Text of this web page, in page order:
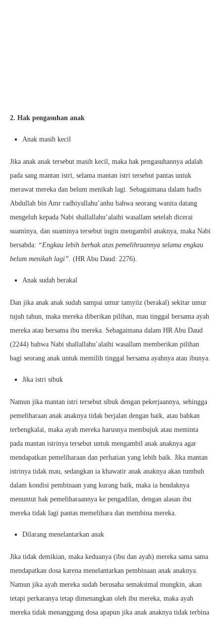
2. Hak pengasuhan anak
Anak masih kecil
Jika anak anak tersebut masih kecil, maka hak pengasuhannya adalah
pada sang mantan istri, selama mantan istri tersebut pantas untuk
merawat mereka dan belum menikah lagi. Sebagaimana dalam hadis
Abdullah bin Amr radhiyallahu’anhu bahwa seorang wanita datang
mengeluh kepada Nabi shallallahu’alaihi wasallam setelah dicerai
suaminya, dan suaminya tersebut ingin mengambil anaknya, maka Nabi
bersabda: “Engkau lebih berhak atas pemelihraannya selama engkau
belum menikah lagi”. (HR Abu Daud: 2276).
Anak sudah berakal
Dan jika anak anak sudah sampai umur tamyiiz (berakal) sekitar umur
tujuh tahun, maka mereka diberikan pilihan, mau tinggal bersama ayah
mereka atau bersama ibu mereka. Sebagaimana dalam HR Abu Daud
(2244) bahwa Nabi shallallahu’alaihi wasallam memberikan pilihan
bagi seorang anak untuk memilih tinggal bersama ayahnya atau ibunya.
Jika istri sibuk
Namun jika mantan istri tersebut sibuk dengan pekerjaannya, sehingga
pemeliharaan anak anaknya tidak berjalan dengan baik, atau bahkan
terbengkalai, maka ayah mereka harusnya membujuk atau meminta
pada mantan istrinya tersebut untuk mengambil anak anaknya agar
mendapatkan pemeliharaan dan perhatian yang lebih baik. Jika mantan
istrinya tidak mau, sedangkan ia khawatir anak anaknya akan tumbuh
dalam kondisi pembinaan yang kurang baik, maka ia hendaknya
menuntut hak pemeliharaannya ke pengadilan, dengan alasan ibu
mereka tidak lagi pantas memelihara dan membina mereka.
Dilarang menelantarkan anak
Jika tidak demikian, maka keduanya (ibu dan ayah) mereka sama sama
mendapatkan dosa karena menelantarkan pembinaan anak anaknya.
Namun jika ayah mereka sudah berusaha semaksimal mungkin, akan
tetapi perkaranya tetap dimenangkan oleh ibu mereka, maka ayah
mereka tidak menanggung dosa apapun jika anak anaknya tidak terbina